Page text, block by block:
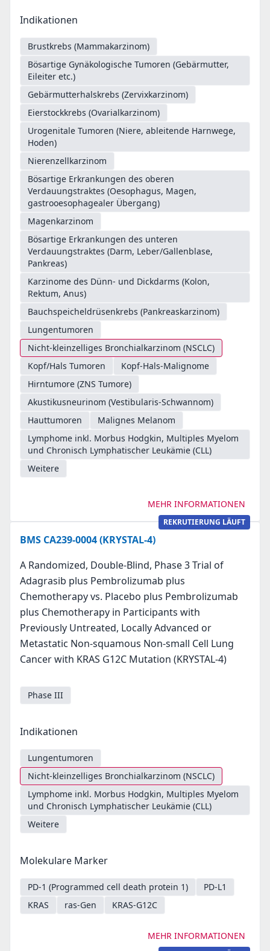
Indikationen
Brustkrebs (Mammakarzinom)
Bösartige Gynäkologische Tumoren (Gebärmutter,
Eileiter etc.)
Gebärmutterhalskrebs (Zervixkarzinom)
Eierstockkrebs (Ovarialkarzinom)
Urogenitale Tumoren (Niere, ableitende Harnwege,
Hoden)
Nierenzellkarzinom
Bösartige Erkrankungen des oberen
Verdauungstraktes (Oesophagus, Magen,
gastrooesophagealer Übergang)
Magenkarzinom
Bösartige Erkrankungen des unteren
Verdauungstraktes (Darm, Leber/Gallenblase,
Pankreas)
Karzinome des Dünn- und Dickdarms (Kolon,
Rektum, Anus)
Bauchspeicheldrüsenkrebs (Pankreaskarzinom)
Lungentumoren
Nicht-kleinzelliges Bronchialkarzinom (NSCLC)
Kopf/Hals Tumoren
Kopf-Hals-Malignome
Hirntumore (ZNS Tumore)
Akustikusneurinom (Vestibularis-Schwannom)
Hauttumoren
Malignes Melanom
Lymphome inkl. Morbus Hodgkin, Multiples Myelom
und Chronisch Lymphatischer Leukämie (CLL)
Weitere
MEHR INFORMATIONEN
REKRUTIERUNG LÄUFT
BMS CA239-0004 (KRYSTAL-4)
A Randomized, Double-Blind, Phase 3 Trial of
Adagrasib plus Pembrolizumab plus
Chemotherapy vs. Placebo plus Pembrolizumab
plus Chemotherapy in Participants with
Previously Untreated, Locally Advanced or
Metastatic Non-squamous Non-small Cell Lung
Cancer with KRAS G12C Mutation (KRYSTAL-4)
Phase III
Indikationen
Lungentumoren
Nicht-kleinzelliges Bronchialkarzinom (NSCLC)
Lymphome inkl. Morbus Hodgkin, Multiples Myelom
und Chronisch Lymphatischer Leukämie (CLL)
Weitere
Molekulare Marker
PD-1 (Programmed cell death protein 1)
PD-L1
KRAS
ras-Gen KRAS-G12C
MEHR INFORMATIONEN